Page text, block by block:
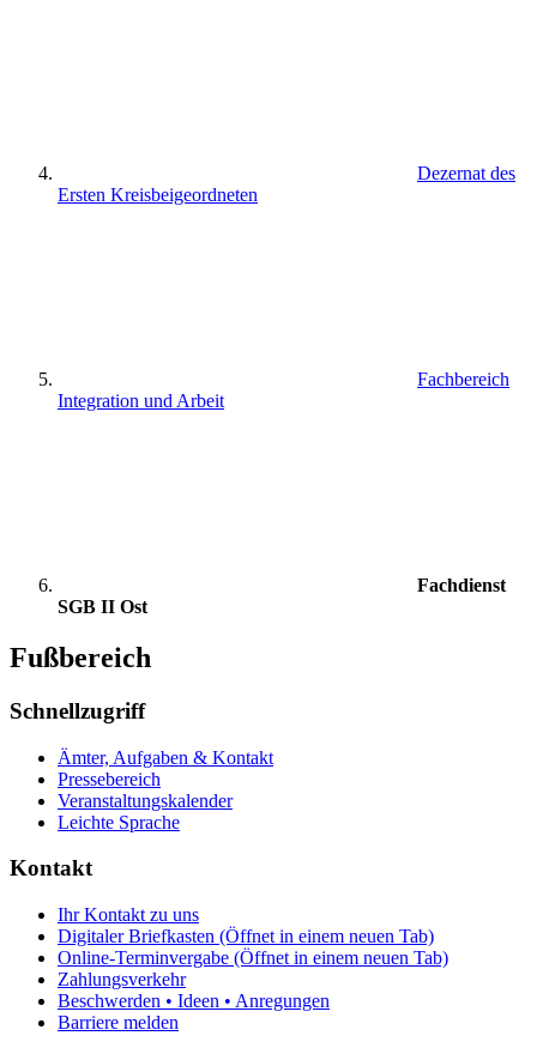
Dezernat des
Ersten Kreisbeigeordneten
Fachbereich
Integration und Arbeit
Fachdienst
SGB II Ost
Fußbereich
Schnellzugriff
Ämter, Aufgaben & Kontakt
Pressebereich
Veranstaltungskalender
Leichte Sprache
Kontakt
Ihr Kontakt zu uns
Digitaler Briefkasten (Öffnet in einem neuen Tab)
Online-Terminvergabe (Öffnet in einem neuen Tab)
Zahlungsverkehr
Beschwerden • Ideen • Anregungen
Barriere melden